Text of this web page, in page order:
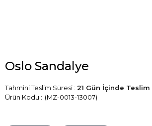
Oslo Sandalye
Tahmini Teslim Süresi : 21 Gün İçinde Teslim
(MZ-0013-13007)